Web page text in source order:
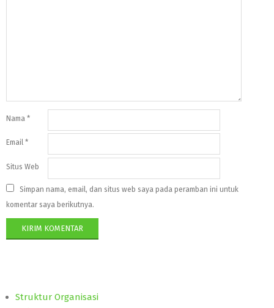
Nama *
Email *
Situs Web
Simpan nama, email, dan situs web saya pada peramban ini untuk
komentar saya berikutnya.
Struktur Organisasi